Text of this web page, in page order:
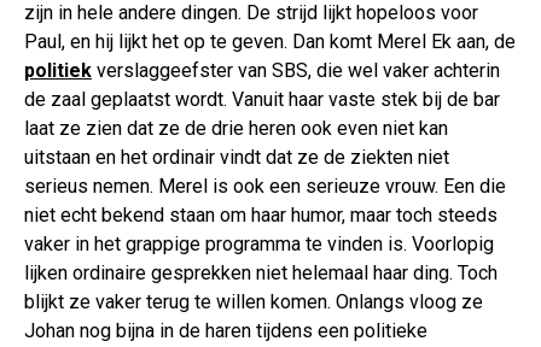
zijn in hele andere dingen. De strijd lijkt hopeloos voor
Paul, en hij lijkt het op te geven. Dan komt Merel Ek aan, de
politiek verslaggeefster van SBS, die wel vaker achterin
de zaal geplaatst wordt. Vanuit haar vaste stek bij de bar
laat ze zien dat ze de drie heren ook even niet kan
uitstaan en het ordinair vindt dat ze de ziekten niet
serieus nemen. Merel is ook een serieuze vrouw. Een die
niet echt bekend staan om haar humor, maar toch steeds
vaker in het grappige programma te vinden is. Voorlopig
lijken ordinaire gesprekken niet helemaal haar ding. Toch
blijkt ze vaker terug te willen komen. Onlangs vloog ze
Johan nog bijna in de haren tijdens een politieke